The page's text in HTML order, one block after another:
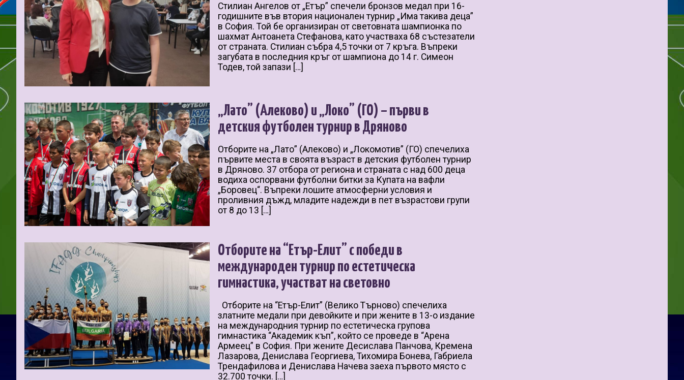
Стилиан Ангелов от „Етър” спечели бронзов медал при 16-
годишните във втория национален турнир „Има такива деца”
в София. Той бе организиран от световната шампионка по
шахмат Антоанета Стефанова, като участваха 68 състезатели
от страната. Стилиан събра 4,5 точки от 7 кръга. Въпреки
загубата в последния кръг от шампиона до 14 г. Симеон
Тодев, той запази […]
„Лато” (Алеково) и „Локо” (ГО) – първи в
детския футболен турнир в Дряново
Отборите на „Лато” (Алеково) и „Локомотив” (ГО) спечелиха
първите места в своята възраст в детския футболен турнир
в Дряново. 37 отбора от региона и страната с над 600 деца
водиха оспорвани футболни битки за Купата на вафли
„Боровец“. Въпреки лошите атмосферни условия и
проливния дъжд, младите надежди в пет възрастови групи
от 8 до 13 […]
Отборите на “Етър-Елит” с победи в
международен турнир по естетическа
гимнастика, участват на световно
Отборите на “Етър-Елит” (Велико Търново) спечелиха
златните медали при девойките и при жените в 13-о издание
на международния турнир по естетическа групова
гимнастика “Академик къп”, който се проведе в “Арена
Армеец” в София. При жените Десислава Панчова, Кремена
Лазарова, Денислава Георгиева, Тихомира Бонева, Габриела
Трендафилова и Денислава Начева заеха първото място с
32.700 точки. […]